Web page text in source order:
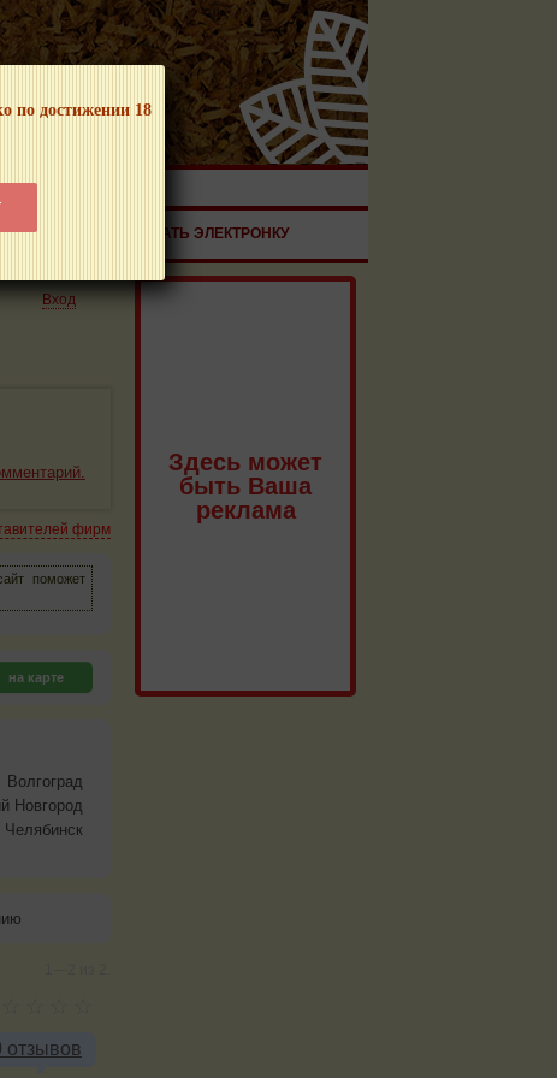
по достижении 18
ПРОДУКЦИИ!
ЗАКАЗАТЬ ЭЛЕКТРОНКУ
Вход
фирм
поможет
на карте
Волгоград
Новгород
Челябинск
отзывов
Здесь может
быть Ваша
реклама